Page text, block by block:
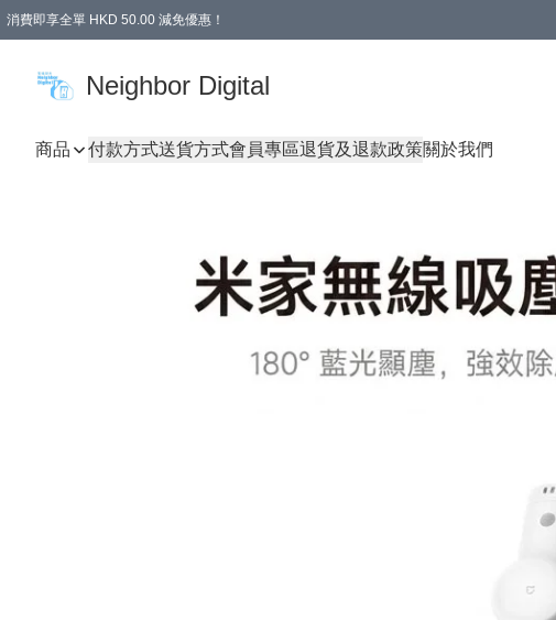
消費即享全單 HKD 50.00 減免優惠！
Neighbor Digital
商品 付款方式送貨方式會員專區退貨及退款政策關於我們